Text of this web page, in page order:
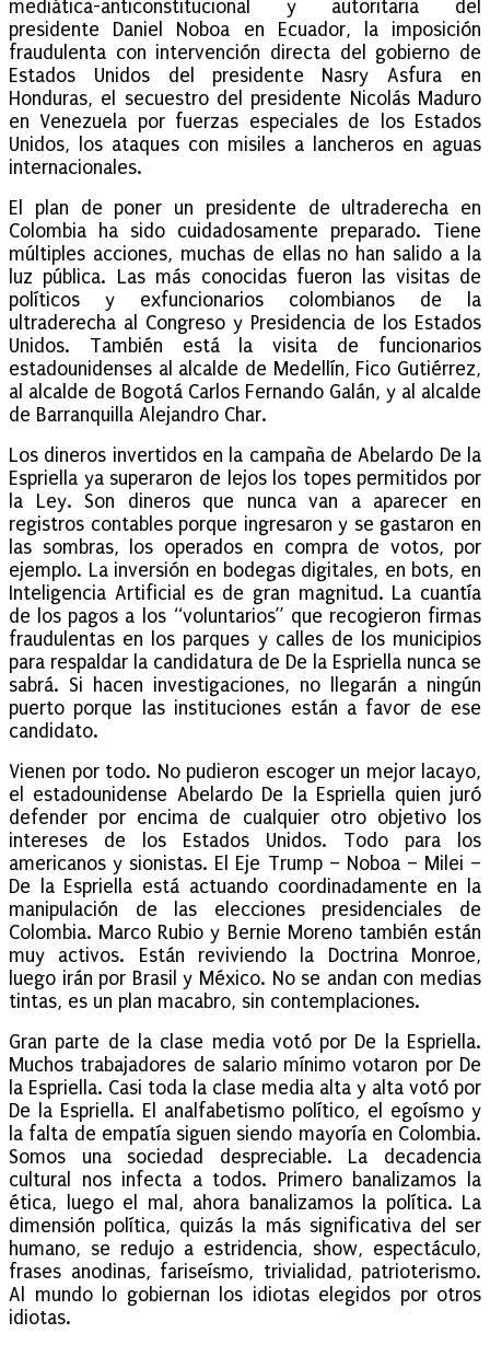
mediática-anticonstitucional y autoritaria del
presidente Daniel Noboa en Ecuador, la imposición
fraudulenta con intervención directa del gobierno de
Estados Unidos del presidente Nasry Asfura en
Honduras, el secuestro del presidente Nicolás Maduro
en Venezuela por fuerzas especiales de los Estados
Unidos, los ataques con misiles a lancheros en aguas
internacionales.
El plan de poner un presidente de ultraderecha en
Colombia ha sido cuidadosamente preparado. Tiene
múltiples acciones, muchas de ellas no han salido a la
luz pública. Las más conocidas fueron las visitas de
políticos y exfuncionarios colombianos de la
ultraderecha al Congreso y Presidencia de los Estados
Unidos. También está la visita de funcionarios
estadounidenses al alcalde de Medellín, Fico Gutiérrez,
al alcalde de Bogotá Carlos Fernando Galán, y al alcalde
de Barranquilla Alejandro Char.
Los dineros invertidos en la campaña de Abelardo De la
Espriella ya superaron de lejos los topes permitidos por
la Ley. Son dineros que nunca van a aparecer en
registros contables porque ingresaron y se gastaron en
las sombras, los operados en compra de votos, por
ejemplo. La inversión en bodegas digitales, en bots, en
Inteligencia Artificial es de gran magnitud. La cuantía
de los pagos a los “voluntarios” que recogieron firmas
fraudulentas en los parques y calles de los municipios
para respaldar la candidatura de De la Espriella nunca se
sabrá. Si hacen investigaciones, no llegarán a ningún
puerto porque las instituciones están a favor de ese
candidato.
Vienen por todo. No pudieron escoger un mejor lacayo,
el estadounidense Abelardo De la Espriella quien juró
defender por encima de cualquier otro objetivo los
intereses de los Estados Unidos. Todo para los
americanos y sionistas. El Eje Trump – Noboa – Milei –
De la Espriella está actuando coordinadamente en la
manipulación de las elecciones presidenciales de
Colombia. Marco Rubio y Bernie Moreno también están
muy activos. Están reviviendo la Doctrina Monroe,
luego irán por Brasil y México. No se andan con medias
tintas, es un plan macabro, sin contemplaciones.
Gran parte de la clase media votó por De la Espriella.
Muchos trabajadores de salario mínimo votaron por De
la Espriella. Casi toda la clase media alta y alta votó por
De la Espriella. El analfabetismo político, el egoísmo y
la falta de empatía siguen siendo mayoría en Colombia.
Somos una sociedad despreciable. La decadencia
cultural nos infecta a todos. Primero banalizamos la
ética, luego el mal, ahora banalizamos la política. La
dimensión política, quizás la más significativa del ser
humano, se redujo a estridencia, show, espectáculo,
frases anodinas, fariseísmo, trivialidad, patrioterismo.
Al mundo lo gobiernan los idiotas elegidos por otros
idiotas.